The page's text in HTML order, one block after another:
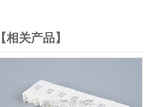
【相关产品】